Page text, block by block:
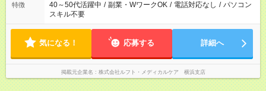
特徴 40～50代活躍中 / 副業・WワークOK / 電話対応なし / パソコン
スキル不要
気になる！ 応募する 詳細へ
掲載元企業名 株式会社ルフト・メディカルケア 横浜支店